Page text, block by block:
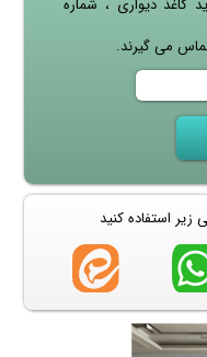
کاغذ دیواری ، شماره
زیر استفاده کنید